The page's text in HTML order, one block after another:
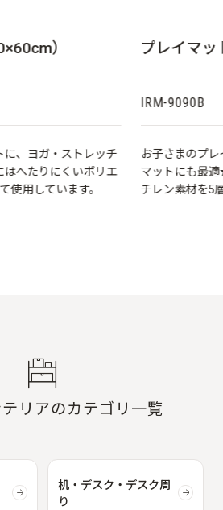
）
に、ヨガ・ストレッチ
へたりにくいポリエ
使用しています。
プレイマ
IRM-9090B
お子さまのプ
マットにも最
チレン素材を5
リアのカテゴリ一覧
机・デスク・デスク周
り